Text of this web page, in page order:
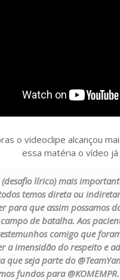
o videoclipe alcançou
essa matéria o vídeo
lírico) mais
temos direta ou
para que assim possamos
de batalha. Aos
comigo que
a imensidão do respeito e
que seja parte do
fundos para @KOMEMPR.